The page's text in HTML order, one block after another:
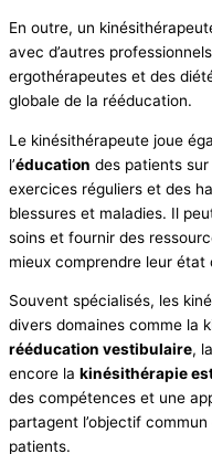
En outre, un
avec d’autres
ergothérapeutes et des
globale de la rééducation.
Le kinésithérapeute joue
l’éducation des patients sur
exercices réguliers et des
blessures et maladies. Il
soins et fournir des
mieux comprendre leur état
Souvent spécialisés, les
divers domaines comme la
rééducation vestibulaire, la
encore la kinésithérapie
des compétences et une
partagent l’objectif
patients.